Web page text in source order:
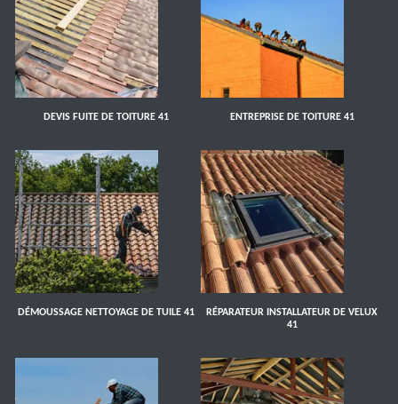
DEVIS FUITE DE TOITURE 41 ENTREPRISE DE TOITURE 41
DÉMOUSSAGE NETTOYAGE DE TUILE 41
RÉPARATEUR INSTALLATEUR DE VELUX
41